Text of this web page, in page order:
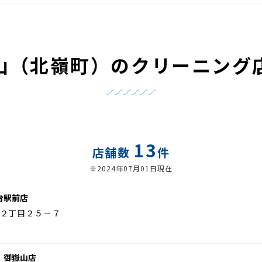
（北嶺町）のクリーニング
店舗数 13件
※2024年07月01日現在
前店
丁目２５－７
嶽山店